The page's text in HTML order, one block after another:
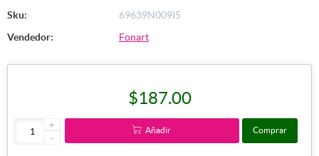
Sku:
69639N009I5
Vendedor:
Fonart
$187.00
+
-
Añadir Comprar